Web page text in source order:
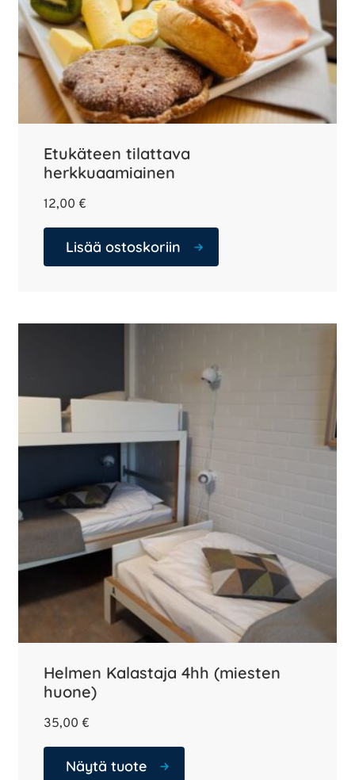
Etukäteen tilattava
herkkuaamiainen
12,00 €
Lisää ostoskoriin
Helmen Kalastaja 4hh (miesten
huone)
35,00 €
Näytä tuote